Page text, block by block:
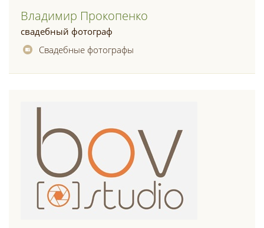
Владимир Прокопенко
свадебный фотограф
Свадебные фотографы